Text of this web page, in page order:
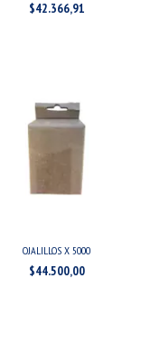
$42.366,91
OJALILLOS X 5000
$44.500,00